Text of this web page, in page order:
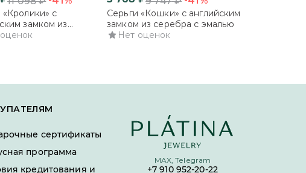
«Кролики» с
замком из
с эмалью
Серьги «Кошки» с английским
замком из серебра с эмалью
Нет оценок
сертификаты
программа
кредитования и
MAX, Telegram
+7 910 952-20-22